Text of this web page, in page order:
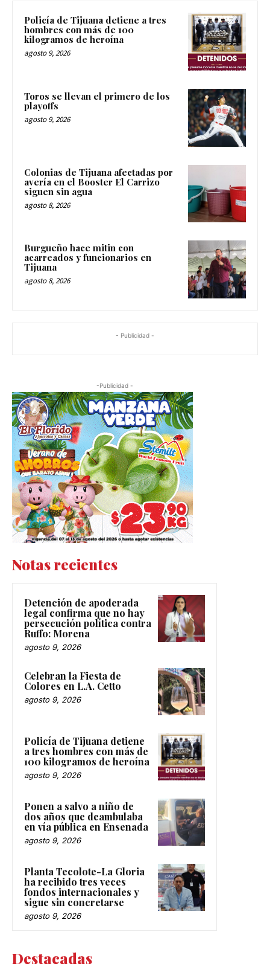
Policía de Tijuana detiene a tres
hombres con más de 100
kilogramos de heroína
agosto 9, 2026
Toros se llevan el primero de los
playoffs
agosto 9, 2026
Colonias de Tijuana afectadas por
avería en el Booster El Carrizo
siguen sin agua
agosto 8, 2026
Burgueño hace mitin con
acarreados y funcionarios en
Tijuana
agosto 8, 2026
- Publicidad -
-Publicidad -
Notas recientes
Detención de apoderada
legal confirma que no hay
persecución política contra
Ruffo: Morena
agosto 9, 2026
Celebran la Fiesta de
Colores en L.A. Cetto
agosto 9, 2026
Policía de Tijuana detiene
a tres hombres con más de
100 kilogramos de heroína
agosto 9, 2026
Ponen a salvo a niño de
dos años que deambulaba
en vía pública en Ensenada
agosto 9, 2026
Planta Tecolote-La Gloria
ha recibido tres veces
fondos internacionales y
sigue sin concretarse
agosto 9, 2026
Destacadas